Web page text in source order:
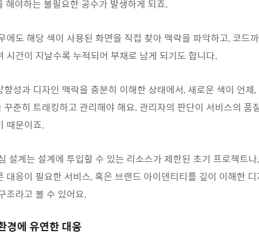
해야하는 불필요한 공수가 발생하게 되죠.
에도 해당 색이 사용된 화면을 직접 찾아 맥락을 파악하고,코드
시간이 지날수록 누적되어 부채로 남게 되기도 합니다.
향성과 디자인 맥락을 충분히 이해한 상태에서, 새로운 색이 언제,
꾸준히 트래킹하고 관리해야해요. 관리자의 판단이 서비스의 품
때문이죠.
설계는 설계에 투입할 수 있는 리소스가 제한된 초기 프로젝트나,
대응이 필요한 서비스,혹은 브랜드 아이덴티티를 깊이 이해한
조라고 볼 수 있어요.
경에 유연한 대응